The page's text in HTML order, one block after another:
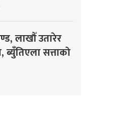
लाखौँ उतारेर
सत्ताको